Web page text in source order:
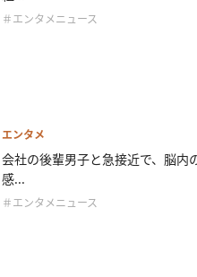
＃エンタメニュース
エンタメ
会社の後輩男子と急接近で、脳
感...
＃エンタメニュース